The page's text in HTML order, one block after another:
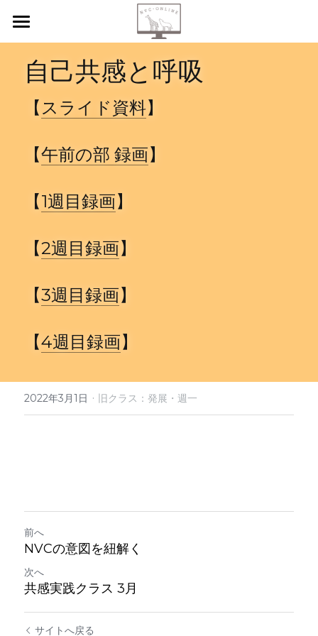
【新規申込】
自己内省
共感傾聴
ニーズカード
振り返り会
個人セッション
自己共感と呼吸
【スライド資料】
【午前の部 録画】
【1週目録画】
【2週目録画】
【3週目録画】
【4週目録画】
2022年3月1日 · 旧クラス：発展・週一
前へ
NVCの意図を紐解く
次へ
共感実践クラス 3月
サイトへ戻る